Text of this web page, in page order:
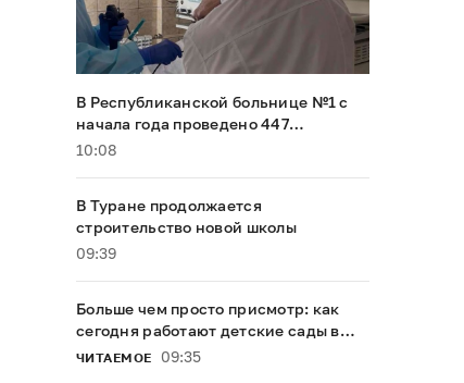
В Республиканской больнице №1 с
начала года проведено 447
бронхоскопий
10:08
В Туране продолжается
строительство новой школы
09:39
Больше чем просто присмотр: как
сегодня работают детские сады в
сельской глубинке Тувы
ЧИТАЕМОЕ 09:35